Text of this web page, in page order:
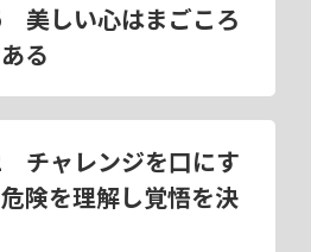
美しい心はまごころ
る
チャレンジを口にす
険を理解し覚悟を決